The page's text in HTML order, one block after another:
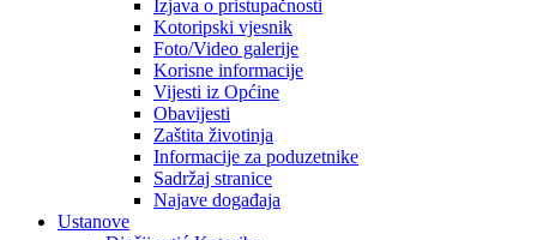
Izjava o pristupačnosti
Kotoripski vjesnik
Foto/Video galerije
Korisne informacije
Vijesti iz Općine
Obavijesti
Zaštita životinja
Informacije za poduzetnike
Sadržaj stranice
Najave događaja
Ustanove